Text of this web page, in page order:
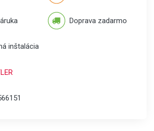
Doprava zadarmo
inštalácia